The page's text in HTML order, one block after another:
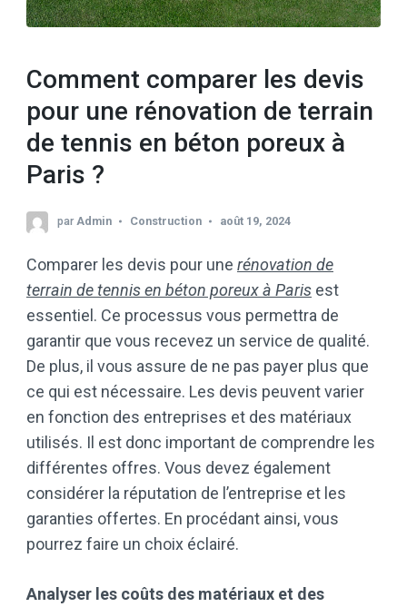
Comment comparer les devis
pour une rénovation de terrain
de tennis en béton poreux à
Paris ?
parAdmin Construction août 19, 2024
Comparer les devis pour une rénovation de
terrain de tennis en béton poreux à Paris est
essentiel. Ce processus vous permettra de
garantir que vous recevez un service de qualité.
De plus, il vous assure de ne pas payer plus que
ce qui est nécessaire. Les devis peuvent varier
en fonction des entreprises et des matériaux
utilisés. Il est donc important de comprendre les
différentes offres. Vous devez également
considérer la réputation de l’entreprise et les
garanties offertes. En procédant ainsi, vous
pourrez faire un choix éclairé.
Analyser les coûts des matériaux et des